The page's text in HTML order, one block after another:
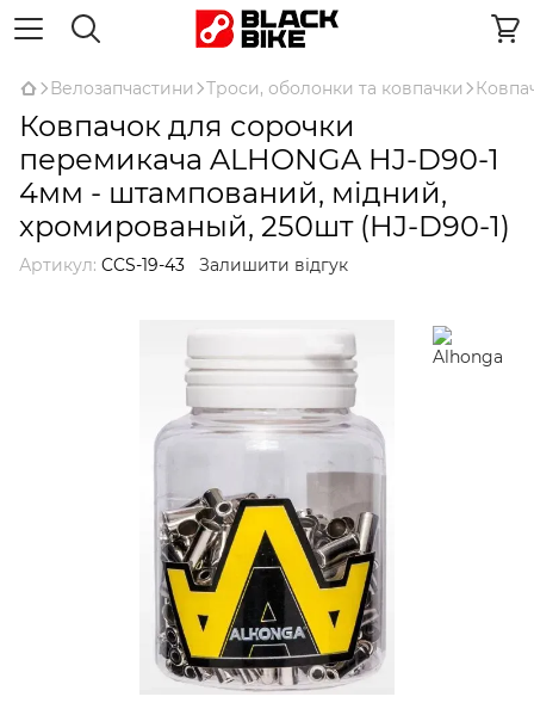
Велозапчастини Троси, оболонки та ковпачки
Ковпачок для сорочки
перемикача ALHONGA HJ-D90-1
4мм - штампований, мідний,
хромированый, 250шт (HJ-D90-1)
Артикул: CCS-19-43 Залишити відгук